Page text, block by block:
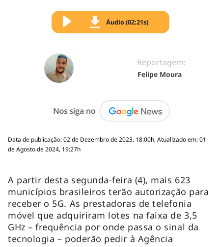
Áudio (02:21s)
Reportagem:
Felipe Moura
Data de publicação: 02 de Dezembro de 2023, 18:00h, Atualizado em: 01
de Agosto de 2024, 19:27h
A partir desta segunda-feira (4), mais 623
municípios brasileiros terão autorização para
receber o 5G. As prestadoras de telefonia
móvel que adquiriram lotes na faixa de 3,5
GHz – frequência por onde passa o sinal da
tecnologia – poderão pedir à Agência